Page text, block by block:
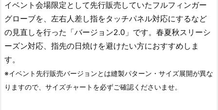
イベント会場限定として先行販売していたフルフィンガー
グローブを、左右人差し指をタッチパネル対応にするなど
の見直しを行った「バージョン2.0」です。春夏秋スリーシ
ーズン対応、指先の日焼けを避けたい方におすすめしま
す。
※イベント先行販売バージョンとは縫製パターン・サイズ展開が異な
りますので、サイズチャートを必ずご確認くださいませ。